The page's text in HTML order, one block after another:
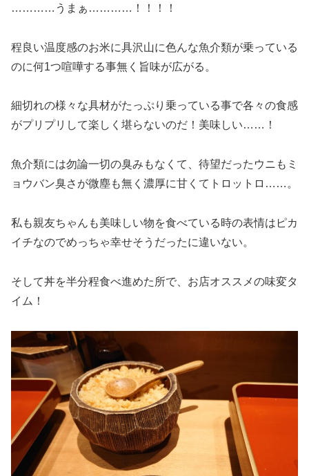
…………うまぁ…………！！！！
程良い温度感のお米に具沢山に色んな魚介類が乗っている
のに何1つ喧嘩する事無く旨味が広がる。
細切れの様々な具材がたっぷり乗っている事で各々の食感
がプリプリして楽しく堪らないのだ！美味しい……！
魚介類には勿論一切の臭みもなくて、待望だったウニもミ
ョウバン臭さが微塵も無く濃厚に甘くてトロットロ……。
私も親友ちゃんも美味しい物を食べている時の表情はピカ
イチなのでめっちゃ幸せそうだったに違いない。
そして丼を半分程食べ進めた所で、お店オススメの味変タ
イム！